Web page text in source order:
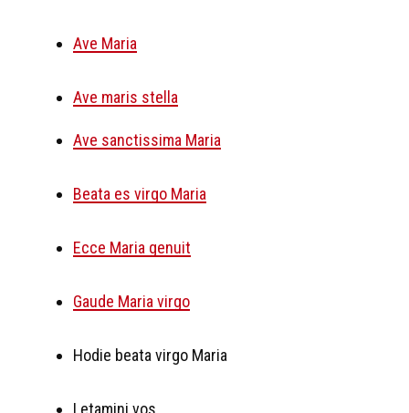
Ave Maria
Ave maris stella
Ave sanctissima Maria
Beata es virgo Maria
Ecce Maria genuit
Gaude Maria virgo
Hodie beata virgo Maria
Letamini vos